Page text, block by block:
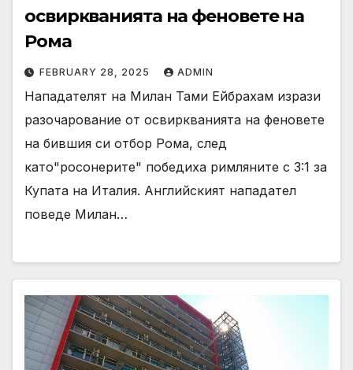
освиркванията на феновете на
Рома
FEBRUARY 28, 2025 ADMIN
Нападателят на Милан Тами Ейбрахам изрази
разочарование от освиркванията на феновете
на бившия си отбор Рома, след
като"росонерите" победиха римляните с 3:1 за
Купата на Италия. Английският нападател
поведе Милан…